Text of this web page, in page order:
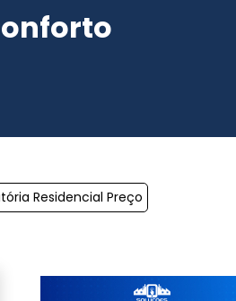
Residencial Preço